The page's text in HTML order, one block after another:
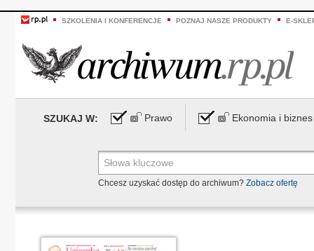
SZKOLENIA I KONFERENCJE POZNAJ NASZE PRODUKTY E-
SZUKAJ W: Prawo Ekonomia i biznes
Chcesz uzyskać dostęp do archiwum? Zobacz ofertę